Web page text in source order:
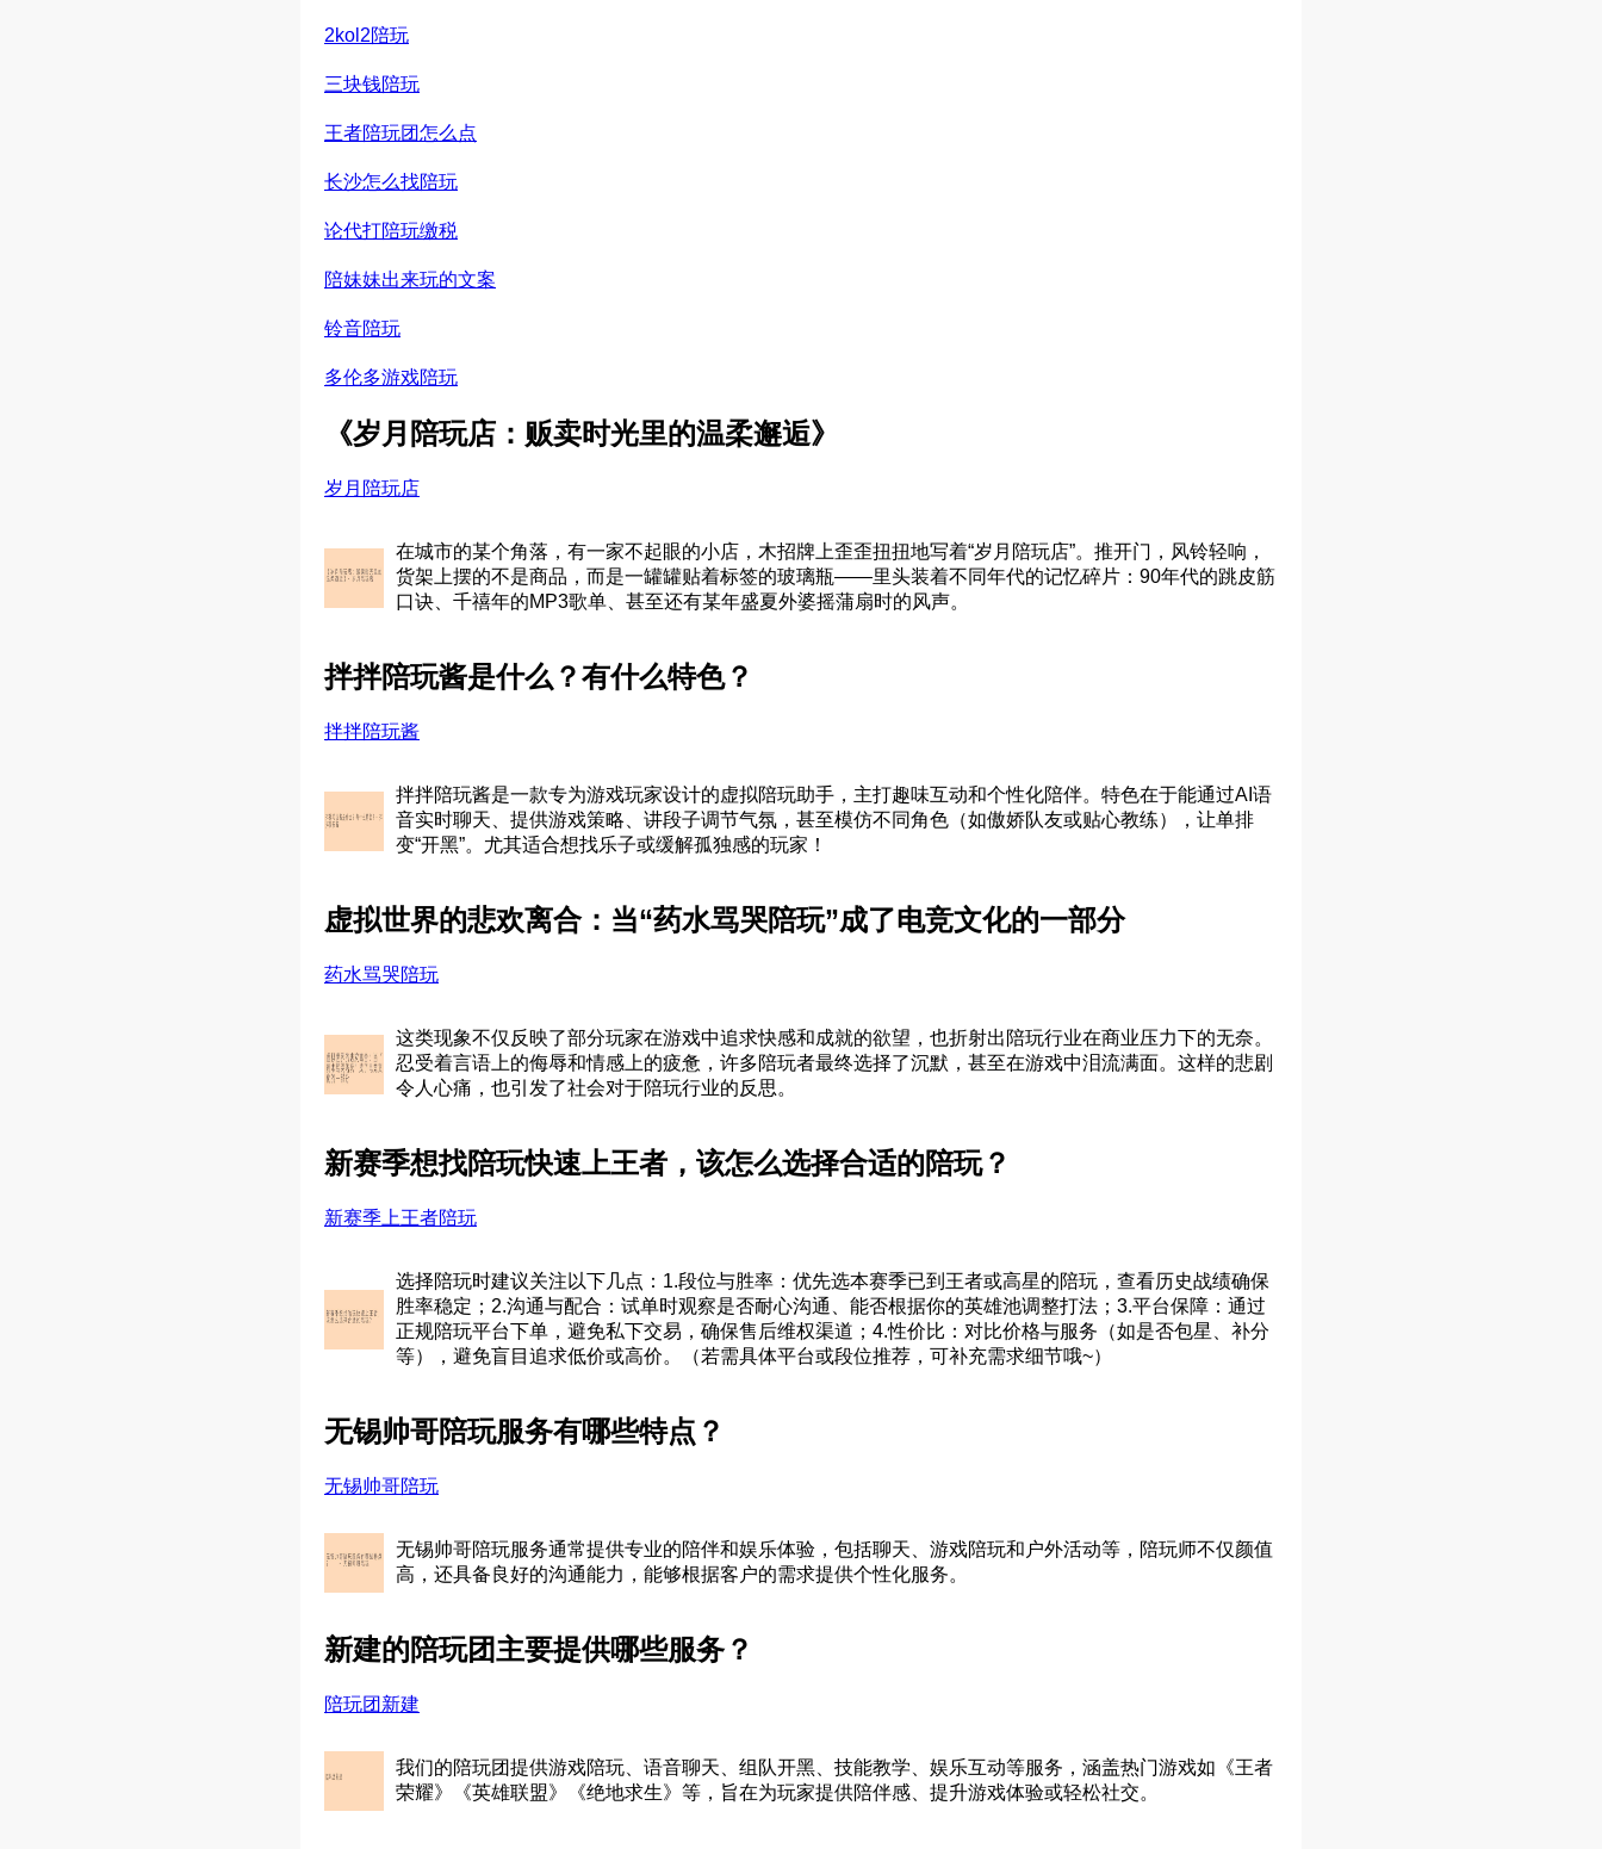
2kol2陪玩
三块钱陪玩
王者陪玩团怎么点
长沙怎么找陪玩
论代打陪玩缴税
陪妹妹出来玩的文案
铃音陪玩
多伦多游戏陪玩
《岁月陪玩店：贩卖时光里的温柔邂逅》
岁月陪玩店
在城市的某个角落，有一家不起眼的小店，木招牌上歪歪扭扭地写着“岁月陪玩店”。推开门，风铃轻响，
货架上摆的不是商品，而是一罐罐贴着标签的玻璃瓶——里头装着不同年代的记忆碎片：90年代的跳皮筋
口诀、千禧年的MP3歌单、甚至还有某年盛夏外婆摇蒲扇时的风声。
拌拌陪玩酱是什么？有什么特色？
拌拌陪玩酱
拌拌陪玩酱是一款专为游戏玩家设计的虚拟陪玩助手，主打趣味互动和个性化陪伴。特色在于能通过AI语
音实时聊天、提供游戏策略、讲段子调节气氛，甚至模仿不同角色（如傲娇队友或贴心教练），让单排
变“开黑”。尤其适合想找乐子或缓解孤独感的玩家！
虚拟世界的悲欢离合：当“药水骂哭陪玩”成了电竞文化的一部分
药水骂哭陪玩
这类现象不仅反映了部分玩家在游戏中追求快感和成就的欲望，也折射出陪玩行业在商业压力下的无奈。
忍受着言语上的侮辱和情感上的疲惫，许多陪玩者最终选择了沉默，甚至在游戏中泪流满面。这样的悲剧
令人心痛，也引发了社会对于陪玩行业的反思。
新赛季想找陪玩快速上王者，该怎么选择合适的陪玩？
新赛季上王者陪玩
选择陪玩时建议关注以下几点：1.段位与胜率：优先选本赛季已到王者或高星的陪玩，查看历史战绩确保
胜率稳定；2.沟通与配合：试单时观察是否耐心沟通、能否根据你的英雄池调整打法；3.平台保障：通过
正规陪玩平台下单，避免私下交易，确保售后维权渠道；4.性价比：对比价格与服务（如是否包星、补分
等），避免盲目追求低价或高价。（若需具体平台或段位推荐，可补充需求细节哦~）
无锡帅哥陪玩服务有哪些特点？
无锡帅哥陪玩
无锡帅哥陪玩服务通常提供专业的陪伴和娱乐体验，包括聊天、游戏陪玩和户外活动等，陪玩师不仅颜值
高，还具备良好的沟通能力，能够根据客户的需求提供个性化服务。
新建的陪玩团主要提供哪些服务？
陪玩团新建
我们的陪玩团提供游戏陪玩、语音聊天、组队开黑、技能教学、娱乐互动等服务，涵盖热门游戏如《王者
荣耀》《英雄联盟》《绝地求生》等，旨在为玩家提供陪伴感、提升游戏体验或轻松社交。